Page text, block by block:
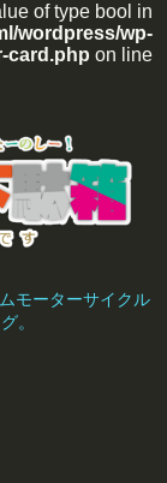
of type bool in
wordpress/wp-
card.php on line
モーターサイクル
。